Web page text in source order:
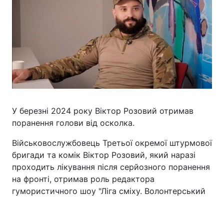
У березні 2024 року Віктор Розовий отримав
поранення голови від осколка.
Військовослужбовець Третьої окремої штурмової
бригади та комік Віктор Розовий, який наразі
проходить лікування після серйозного поранення
на фронті, отримав роль редактора
гумористичного шоу "Ліга сміху. Волонтерський